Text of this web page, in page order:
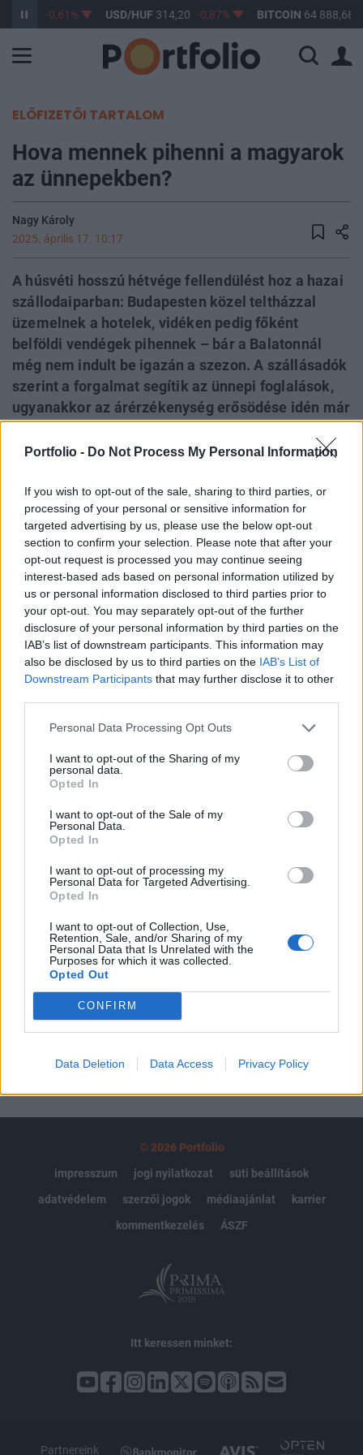
Portfolio - Do Not Process My Personal Information
If you wish to opt-out of the sale, sharing to third parties, or
processing of your personal or sensitive information for
targeted advertising by us, please use the below opt-out
section to confirm your selection. Please note that after your
opt-out request is processed you may continue seeing
interest-based ads based on personal information utilized by
us or personal information disclosed to third parties prior to
your opt-out. You may separately opt-out of the further
disclosure of your personal information by third parties on the
IAB’s list of downstream participants. This information may
also be disclosed by us to third parties on the IAB’s List of
Downstream Participants that may further disclose it to other
Personal Data Processing Opt Outs
I want to opt-out of the Sharing of my
personal data.
Opted In
I want to opt-out of the Sale of my
Personal Data.
Opted In
I want to opt-out of processing my
Personal Data for Targeted Advertising.
Opted In
I want to opt-out of Collection, Use,
Retention, Sale, and/or Sharing of my
Personal Data that Is Unrelated with the
Purposes for which it was collected.
Opted Out
CONFIRM
Data Deletion Data Access Privacy Policy
363,17 -0,61% USD/HUF314,20 -0,87% BITCOIN 64 888,68
ELŐFIZETŐI TARTALOM
Hova mennek pihenni a magyarok
az ünnepekben?
Nagy Károly
2025. április 17. 10:17
A húsvéti hosszú hétvége fellendülést hoz a hazai
szállodaiparban: Budapesten közel teltházzal
üzemelnek a hotelek, vidéken pedig főként
belföldi vendégek pihennek – bár a Balatonnál
még nem indult be igazán a szezon. A szállásadók
szerint a forgalmat segítik az ünnepi foglalások,
ugyanakkor az árérzékenység erősödése idén már
hotelek nehéz helyzetben vannak: ha túl magasak
választják, ha viszont alacsonyak, nem
fenntartható az üzemeltetés. A régiós verseny és
az infláció nyomása miatt a nyári szezon igazi
árpróbatétel lehet a szállásadók számára.
A szezon egyelőre még nem indult be a Balatonon,
függetlenül attól, hogy mindenféle kezdeményezés van a
környéken, hogy a nyárfókuszú szezonalitást kitoljuk –
mondta el a Portfolio-nak Tatár György, a két balatoni
szállodát is üzemeltető Hotelpremio Group ügyvezetője. "A
hosszúhétvégék azért sokat segítenek a helyi szállodáknak,
virágzik a kerékpárturizmus is. Az...
KEDVES OLVASÓNK!
A keresett cikk a portfolio.hu hírarchívumához
tartozik, melynek olvasása előfizetéses
regisztrációhoz kötött.
Portfolio.hu teljes cikkarchívum
Kötéslisták: BÉT elmúlt 2 év napon belüli
kötéslistái
Előfizetés
MÁR ELŐFIZETŐNK VAGY?
© 2026 Portfolio
impresszum
jogi nyilatkozat
süti beállítások
adatvédelem
szerzői jogok médiaajánlat
karrier
kommentkezelés
ÁSZF
Itt keressen minket:
Partnereink